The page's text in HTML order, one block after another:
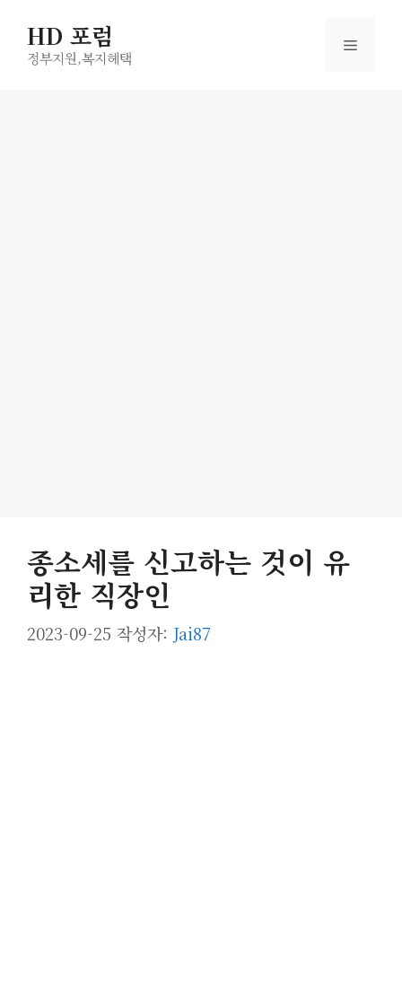
HD 포럼
정부지원,복지헤택
메
종소세를 신고하는 것이 유
리한 직장인
2023-09-25 작성자: Jai87